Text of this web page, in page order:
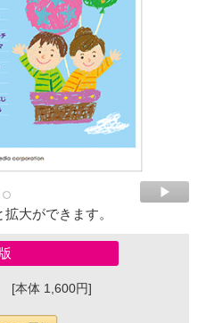
大ができます。
[本体 1,600円]